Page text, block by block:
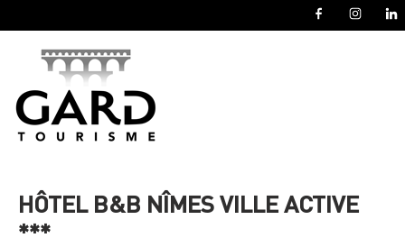
HÔTEL B&B NÎMES VILLE ACTIVE
***